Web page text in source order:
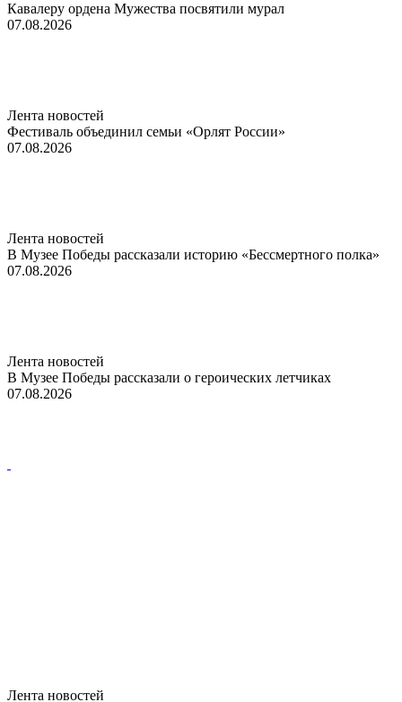
Кавалеру ордена Мужества посвятили мурал
07.08.2026
Лента новостей
Фестиваль объединил семьи «Орлят России»
07.08.2026
Лента новостей
В Музее Победы рассказали историю «Бессмертного полка»
07.08.2026
Лента новостей
В Музее Победы рассказали о героических летчиках
07.08.2026
Лента новостей